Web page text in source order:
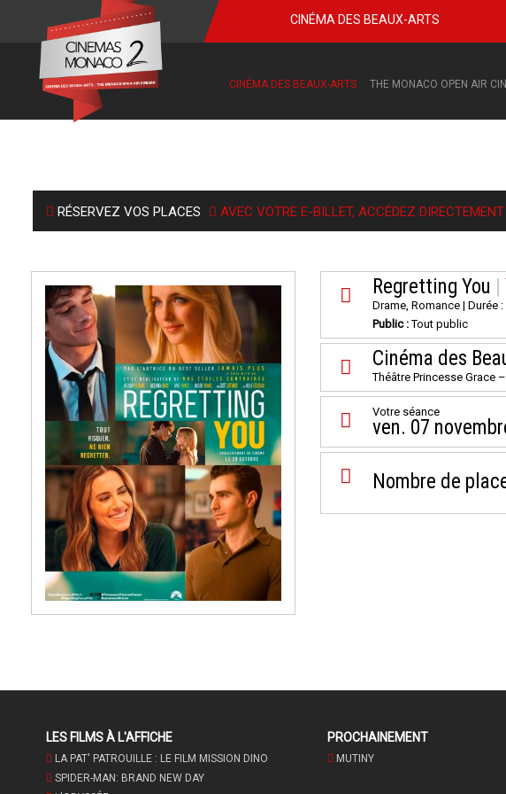
CINÉMA DES BEAUX-ARTS
CINÉMA DES BEAUX-ARTS THE MONACO OPEN AIR
RÉSERVEZ VOS PLACES AVEC VOTRE E-BILLET, ACCÉDEZ
Regretting You
Drame, Romance | Durée :
Public :Tout public
Cinéma des
Théâtre Princesse Grace
Votre séance
ven. 07
Nombre de
LES FILMS À L'AFFICHE
LA PAT' PATROUILLE : LE FILM MISSION DINO
SPIDER-MAN: BRAND NEW DAY
PROCHAINEMENT
MUTINY